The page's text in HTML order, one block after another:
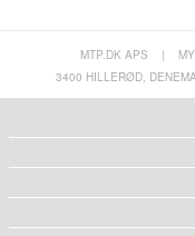
MTP.DK APS |
3400 HILLERØD,